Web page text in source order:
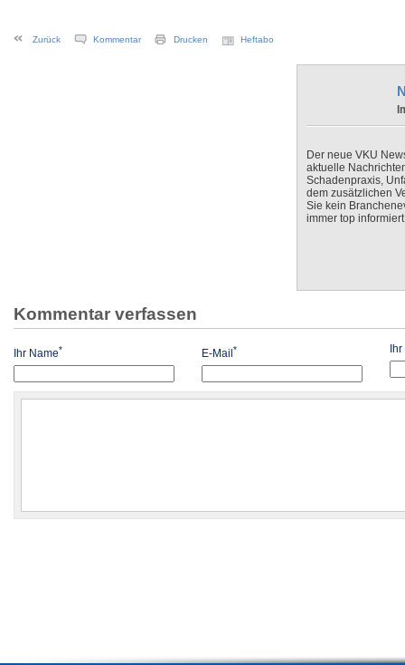
Zurück Kommentar Drucken Heftabo
Der neue VKU
aktuelle
Schadenpraxis,
dem zusätzlichen
Sie kein
immer top
Kommentar verfassen
Ihr Name* E-Mail* Ihr